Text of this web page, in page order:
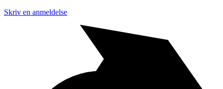
Skriv en anmeldelse